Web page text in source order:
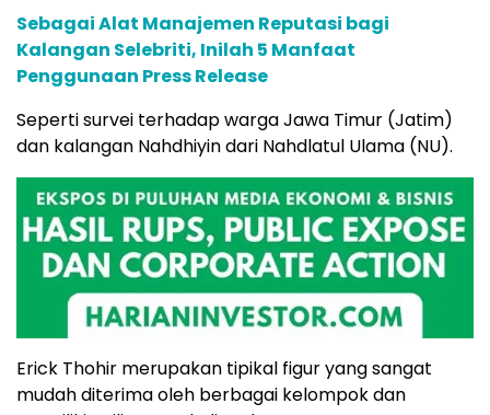
Sebagai Alat Manajemen Reputasi bagi
Kalangan Selebriti, Inilah 5 Manfaat
Penggunaan Press Release
Seperti survei terhadap warga Jawa Timur (Jatim)
dan kalangan Nahdhiyin dari Nahdlatul Ulama (NU).
Erick Thohir merupakan tipikal figur yang sangat
mudah diterima oleh berbagai kelompok dan